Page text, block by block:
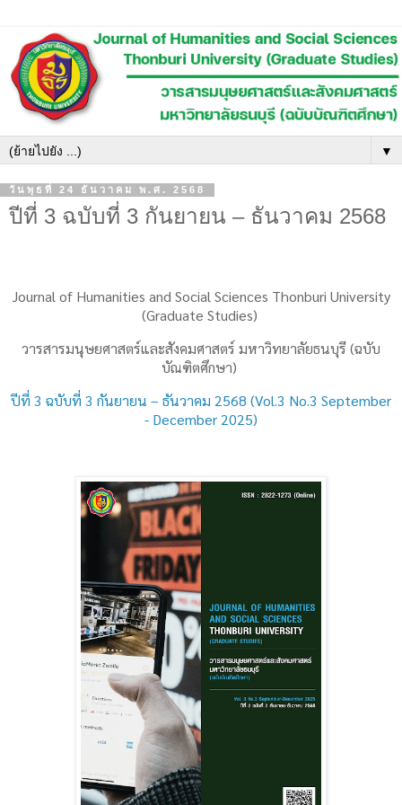
▼
วันพุธที่ 24 ธันวาคม พ.ศ. 2568
ปีที่ 3 ฉบับที่ 3 กันยายน – ธันวาคม 2568
Journal of Humanities and Social Sciences Thonburi University
(Graduate Studies)
วารสารมนุษยศาสตร์และสังคมศาสตร์ มหาวิทยาลัยธนบุรี (ฉบับ
บัณฑิตศึกษา)
ปีที่ 3 ฉบับที่ 3 กันยายน – ธันวาคม 2568 (Vol.3 No.3 September
- December 2025)